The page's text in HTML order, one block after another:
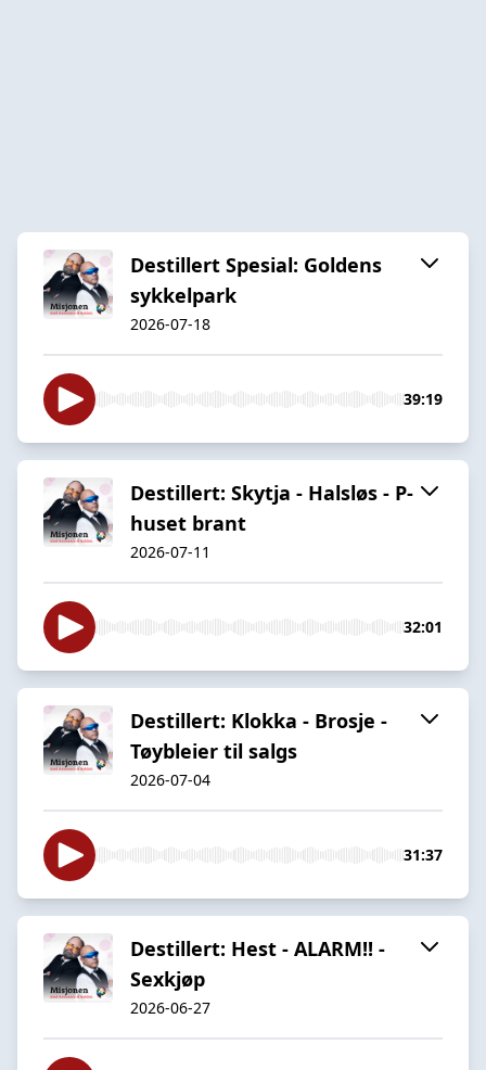
Destillert Spesial: Goldens
sykkelpark
2026-07-18
39:19
Destillert: Skytja - Halsløs - P-
huset brant
2026-07-11
32:01
Destillert: Klokka - Brosje -
Tøybleier til salgs
2026-07-04
31:37
Destillert: Hest - ALARM!! -
Sexkjøp
2026-06-27